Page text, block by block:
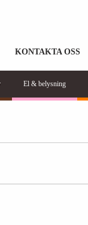
KONTAKTA OSS
El & belysning